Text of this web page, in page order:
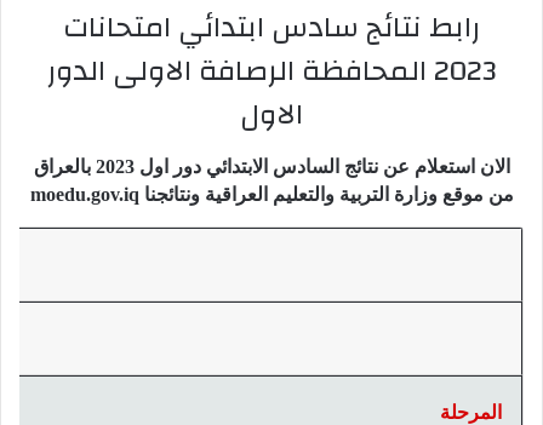
رابط نتائج سادس ابتدائي امتحانات
2023 المحافظة الرصافة الاولى الدور
الاول
الان استعلام عن نتائج السادس الابتدائي دور اول 2023 بالعراق
من موقع وزارة التربية والتعليم العراقية ونتائجنا moedu.gov.iq
المرحلة